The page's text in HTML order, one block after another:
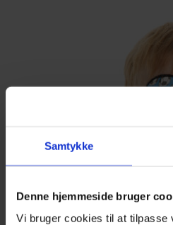
Samtykke
Denne hjemmeside bruger
Vi bruger cookies til at tilpasse